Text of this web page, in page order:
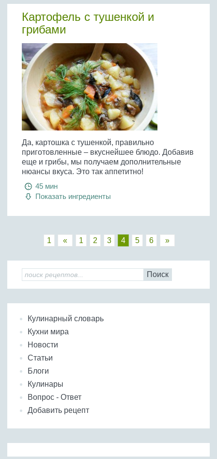
Картофель с тушенкой и
грибами
Да, картошка с тушенкой, правильно
приготовленные – вкуснейшее блюдо. Добавив
еще и грибы, мы получаем дополнительные
нюансы вкуса. Это так аппетитно!
45 мин
Показать ингредиенты
1 « 1 2 3 4 5 6 »
Поиск
Кулинарный словарь
Кухни мира
Новости
Статьи
Блоги
Кулинары
Вопрос - Ответ
Добавить рецепт